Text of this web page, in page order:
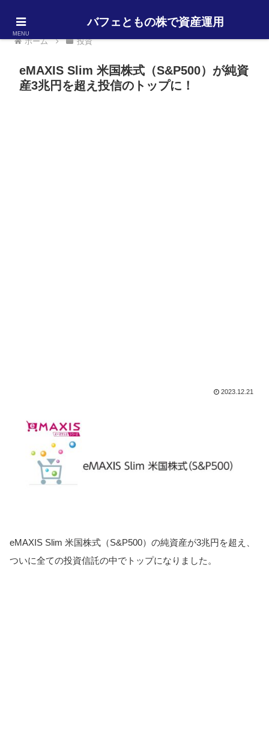
ホーム 投資
eMAXIS Slim 米国株式（S&P500）が純資
産3兆円を超え投信のトップに！
2023.12.21
eMAXIS Slim 米国株式（S&P500）の純資産が3兆円を超え、
ついに全ての投資信託の中でトップになりました。
MENU
バフェともの株で資産運用